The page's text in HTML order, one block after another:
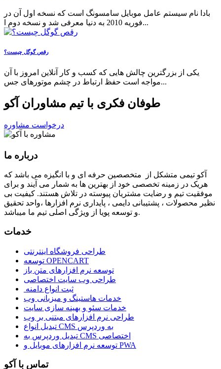
بادا نام سیستم عامل موبایل سامسونگ است که نسخه اول آن در
فوریه 2010 به دنیا معرفی شد و نسخه دوم ا...
رقص گوگل چیست؟
یکی از بزرگترین چالش هایی که کسب و کار آنلاین امروز با آن
مواجه است حفظ ارتباط در چشم موتورهای جس...
طوفان فکری با تیم مشاوران آکو
درخواست مشاوره
درباره ما
آكو تيمی متشکل از متخصصین حرفه ای و با انگیزه می باشد که
هریک در زمینه تخصصی خود از بهترین ها به شمار می آیند و برای
موفقیت تيم و رضایت مشتریان پیوسته در تلاش هستند. کیفیت بی
نظير محصولات ، پشتیبانی دايمی ، پایداری نرم افزارها ،واحد تحقیق
و توسعه پویا از ویژگی اصلی تیم ما میباشد.
خدمات
طراحی فروشگاه اینترنتی
توسعه OPENCART
توسعه نرم افزارهای متن باز
طراحی وب سایت اختصاصی
ثبت انواع دامنه
خدمات هاستینگ و میزبانی وب
خدمات سئو و بهینه سازی سایت
طراحی نرم افزارهای مبتنی بر وب
تبدیل انواع CMS به وردپرس
تبدیل وردپرس به CMS اختصاصی
توسعه نرم افزارهای موبایل و PWA
تماس با آکو